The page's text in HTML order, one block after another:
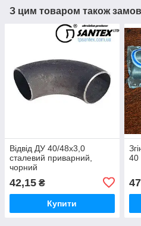
З цим товаром також
Відвід ДУ 40/48х3,0
сталевий приварний,
чорний
42,15 ₴
Купити
40